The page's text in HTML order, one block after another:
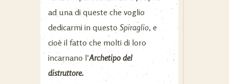
ad una di queste che voglio
dedicarmi in questo Spiraglio, e
cioè il fatto che molti di loro
incarnano l’Archetipo del
distruttore.